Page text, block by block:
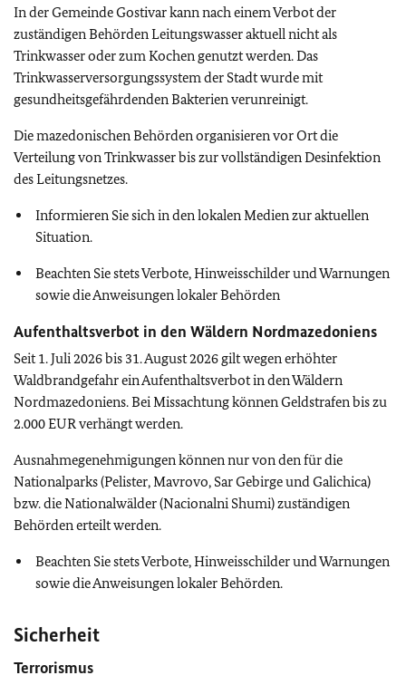
In der Gemeinde Gostivar kann nach einem Verbot der
zuständigen Behörden Leitungswasser aktuell nicht als
Trinkwasser oder zum Kochen genutzt werden. Das
Trinkwasserversorgungssystem der Stadt wurde mit
gesundheitsgefährdenden Bakterien verunreinigt.
Die mazedonischen Behörden organisieren vor Ort die
Verteilung von Trinkwasser bis zur vollständigen Desinfektion
des Leitungsnetzes.
Informieren Sie sich in den lokalen Medien zur aktuellen
Situation.
Beachten Sie stets Verbote, Hinweisschilder und Warnungen
sowie die Anweisungen lokaler Behörden
Aufenthaltsverbot in den Wäldern Nordmazedoniens
Seit 1. Juli 2026 bis 31. August 2026 gilt wegen erhöhter
Waldbrandgefahr ein Aufenthaltsverbot in den Wäldern
Nordmazedoniens. Bei Missachtung können Geldstrafen bis zu
2.000 EUR verhängt werden.
Ausnahmegenehmigungen können nur von den für die
Nationalparks (Pelister, Mavrovo, Sar Gebirge und Galichica)
bzw. die Nationalwälder (Nacionalni Shumi) zuständigen
Behörden erteilt werden.
Beachten Sie stets Verbote, Hinweisschilder und Warnungen
sowie die Anweisungen lokaler Behörden.
Sicherheit
Terrorismus